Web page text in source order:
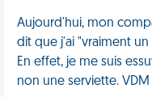
Aujourd'hui, mon
dit que j'ai "vraiment
En effet, je me suis
non une serviette. VDM